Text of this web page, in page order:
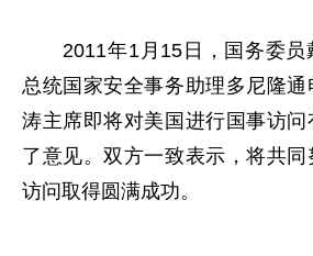
2011年1月15日，国务委员
总统国家安全事务助理多尼隆
涛主席即将对美国进行国事访
了意见。双方一致表示，将共
访问取得圆满成功。